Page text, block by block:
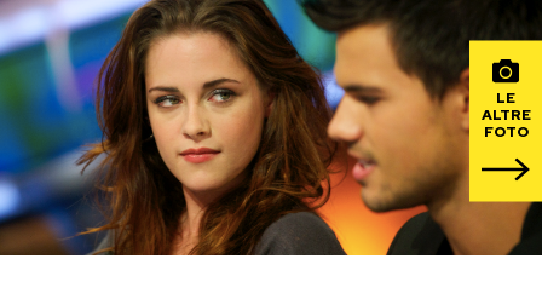
PODCAST
NEWSLETTER
I MIEI PREFERITI
SHOP
LE
ALTRE
FOTO